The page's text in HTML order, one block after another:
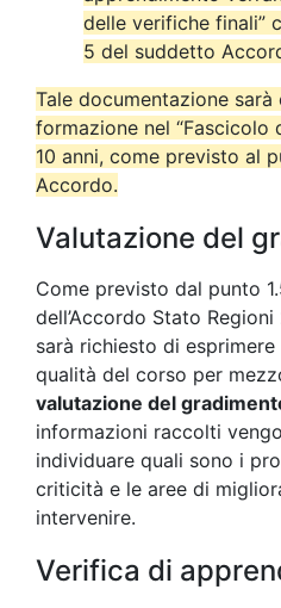
delle verifiche finali”
5 del suddetto
Tale documentazione sarà
formazione nel “Fascicolo
10 anni, come previsto al
Accordo.
Valutazione del
Come previsto dal punto
dell’Accordo Stato
sarà richiesto di esprimere
qualità del corso per
valutazione del
informazioni raccolti
individuare quali sono i
criticità e le aree di
intervenire.
Verifica di